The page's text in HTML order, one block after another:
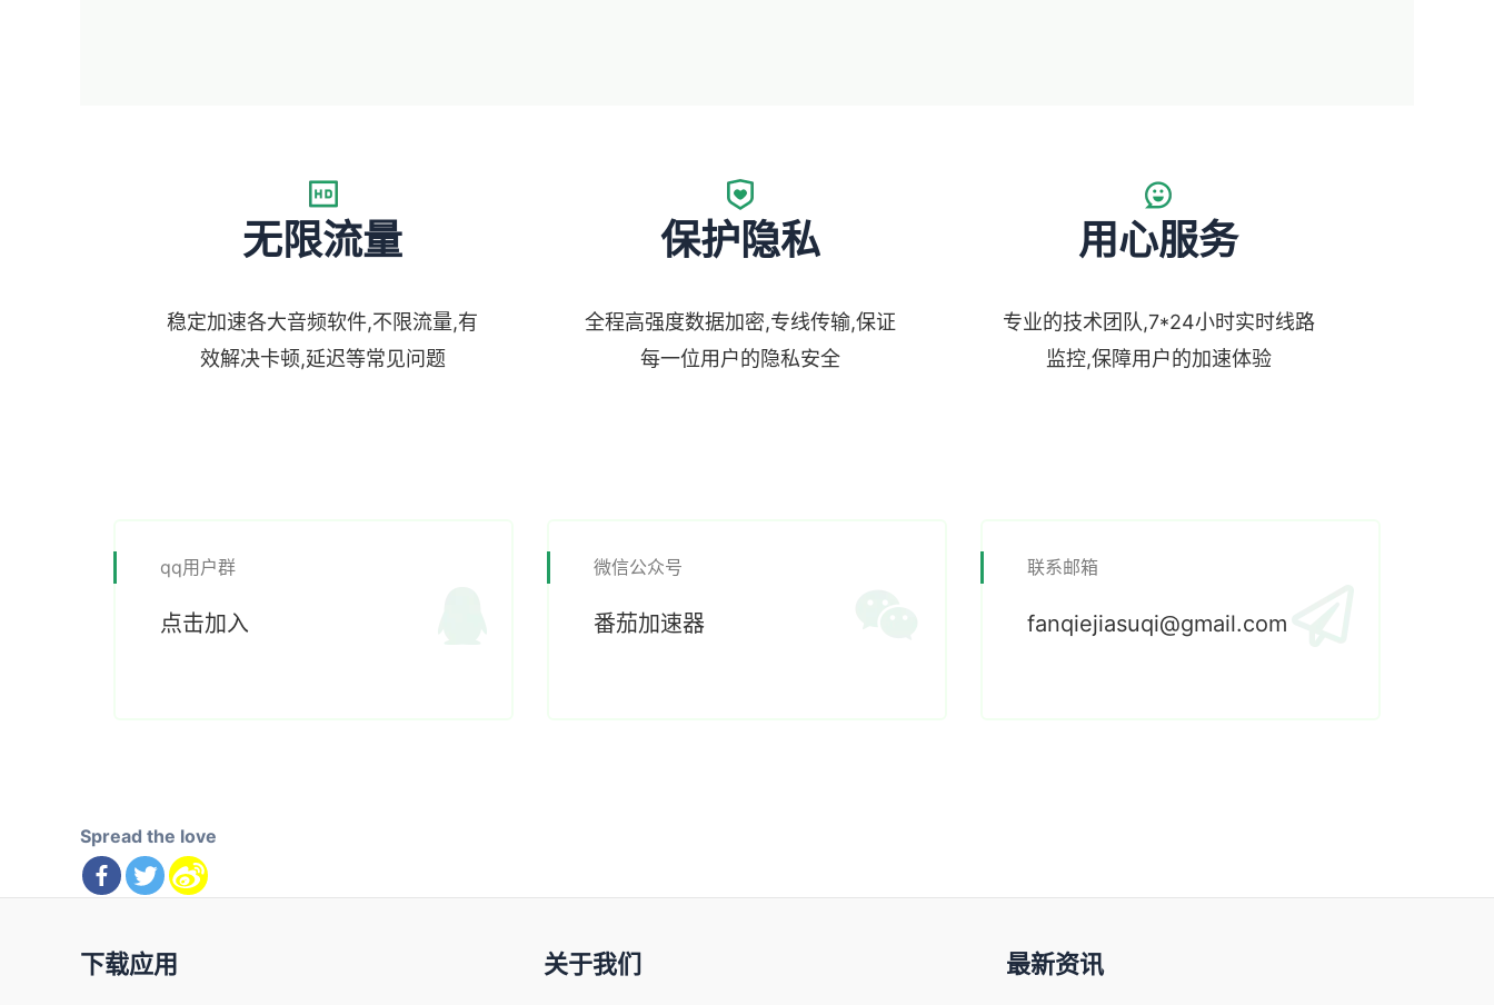
无限流量
稳定加速各大音频软件,不限流量,有
效解决卡顿,延迟等常见问题
保护隐私
全程高强度数据加密,专线传输,保证
每一位用户的隐私安全
用心服务
专业的技术团队,7*24小时实时线路
监控,保障用户的加速体验
qq用户群
点击加入
微信公众号
番茄加速器
联系邮箱
fanqiejiasuqi@gmail.com
Spread the love
下载应用 关于我们 最新资讯